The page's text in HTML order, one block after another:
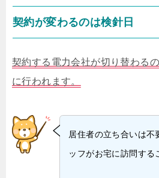
契約が変わるのは検針日
契約する電力会社が切り替わる
に行われます。
居住者の立ち合いは不
ッフがお宅に訪問する